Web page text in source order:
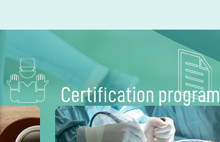
Certification program